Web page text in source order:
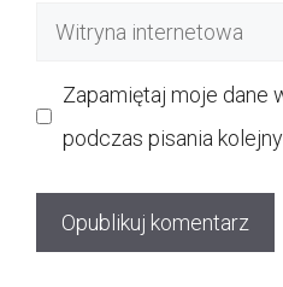
Witryna
Zapamiętaj moje dane
podczas pisania